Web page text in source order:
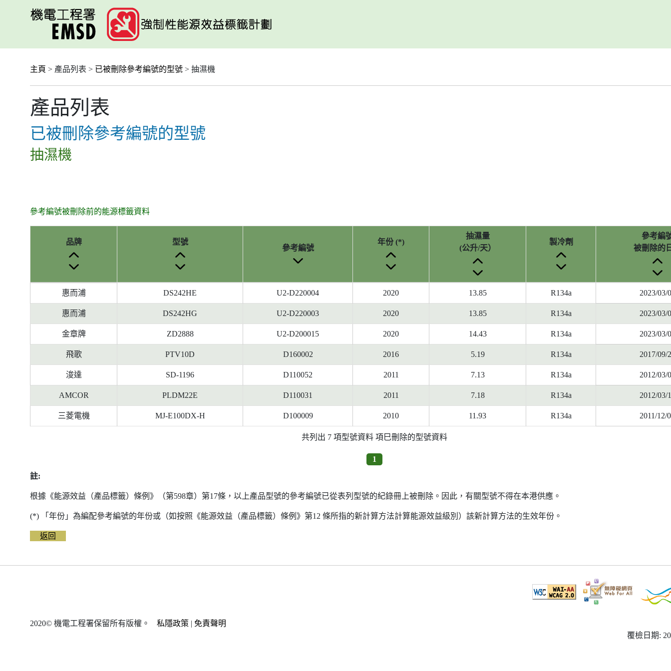
主頁 > 產品列表 > 已被刪除參考編號的型號 > 抽濕機
產品列表
已被刪除參考編號的型號
抽濕機
參考編號被刪除前的能源標籤資料
號
的
源
品牌 型號
參考編號
年份 (*)
抽濕量
(公升/天）
製冷劑
參考編
被刪除的
惠而浦 DS242HE U2-D220004 2020 13.85 R134a 2023/03/
惠而浦 DS242HG U2-D220003 2020 13.85 R134a 2023/03/
金章牌 ZD2888 U2-D200015 2020 14.43 R134a 2023/03/
飛歌 PTV10D D160002 2016 5.19 R134a 2017/09/
浚達 SD-1196 D110052 2011 7.13 R134a 2012/03/
AMCOR PLDM22E D110031 2011 7.18 R134a 2012/03/
三菱電機 MJ-E100DX-H D100009 2010 11.93 R134a 2011/12/
共列出 7 項型號資料 項巳刪除的型號資料
1
註:
根據《能源效益（產品標籤）條例》（第598章）第17條，以上產品型號的參考編號已從表列型號的紀錄冊上被刪除。因此，有關型號不得在本港供應。
(*) 「年份」為編配參考編號的年份或（如按照《能源效益（產品標籤）條例》第12 條所指的新計算方法計算能源效益級別）該新計算方法的生效年份。
返回
2020© 機電工程署保留所有版權。 私隱政策 | 免責聲明
覆檢日期: